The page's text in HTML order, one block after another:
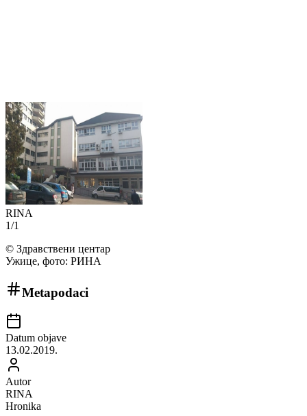
RINA
1/1
© Здравствени центар
Ужице, фото: РИНА
Metapodaci
Datum objave
13.02.2019.
Autor
RINA
Hronika